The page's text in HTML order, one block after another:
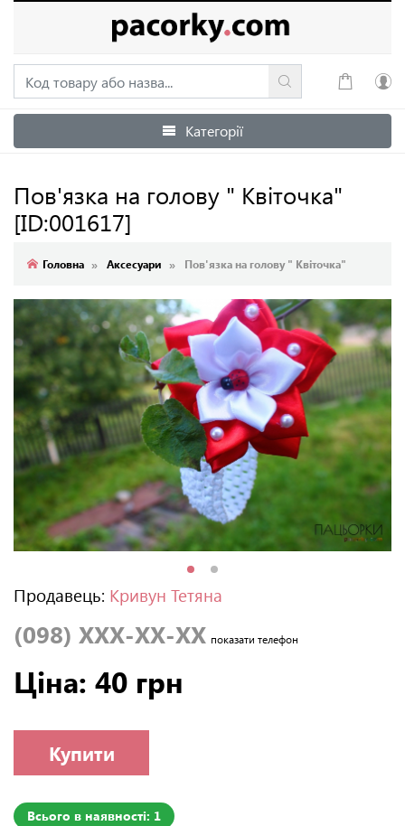
Увійти
Категорії
Пов'язка на голову " Квіточка"
[ID:001617]
Головна Аксесуари Пов'язка на голову " Квіточка"
Продавець: Кривун Тетяна
(098) XXX-XX-XX показати телефон
Ціна: 40 грн
Купити
Всього в наявності: 1